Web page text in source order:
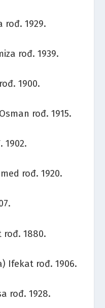
rođ. 1929.
rođ. 1939.
1900.
rođ. 1915.
1902.
rođ. 1920.
rođ. 1880.
Ifekat rođ. 1906.
rođ. 1928.